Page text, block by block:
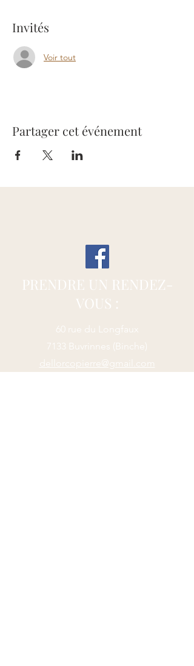
Invités
Voir tout
Partager cet événement
PRENDRE UN RENDEZ-
VOUS :
60 rue du Longfaux
7133 Buvrinnes (Binche)
dellorcopierre@gmail.com